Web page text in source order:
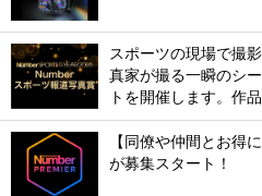
スポーツの現場で撮
真家が撮る一瞬のシ
トを開催します。作
【同僚や仲間とお得
が募集スタート！